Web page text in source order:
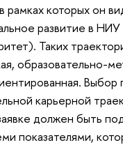
рамках которых он
развитие в
Таких
образовательно-
карьерной
должен быть
показателями,